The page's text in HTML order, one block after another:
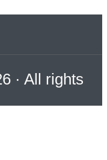
· All rights